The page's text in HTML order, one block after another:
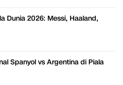
Dunia 2026: Messi, Haaland,
Spanyol vs Argentina di Piala